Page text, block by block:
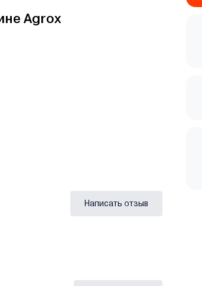
Agrox
Написать отзыв